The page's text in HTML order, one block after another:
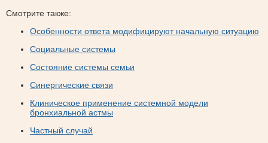
Смотрите также:
Особенности ответа модифицируют начальную ситуацию
Социальные системы
Состояние системы семьи
Синергические связи
Клиническое применение системной модели
бронхиальной астмы
Частный случай